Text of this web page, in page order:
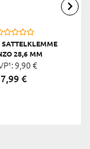
28,6 MM
9,90 €
7,99 €